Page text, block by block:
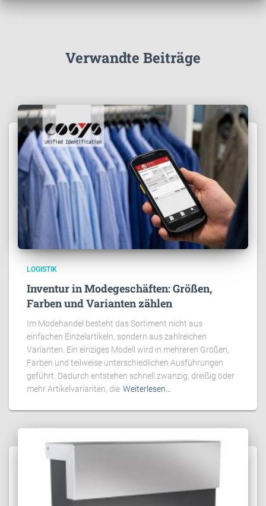
Verwandte Beiträge
LOGISTIK
Inventur in Modegeschäften: Größen,
Farben und Varianten zählen
Im Modehandel besteht das Sortiment nicht aus
einfachen Einzelartikeln, sondern aus zahlreichen
Varianten. Ein einziges Modell wird in mehreren Größen,
Farben und teilweise unterschiedlichen Ausführungen
geführt. Dadurch entstehen schnell zwanzig, dreißig oder
mehr Artikelvarianten, die Weiterlesen…